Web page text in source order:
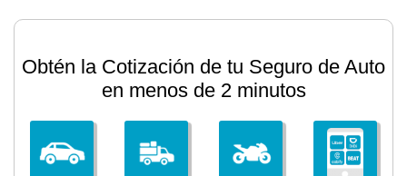
Obtén la Cotización de tu Seguro de Auto
en menos de 2 minutos